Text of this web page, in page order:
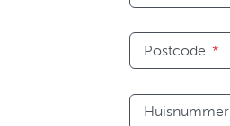
Postcode *
Huisnummer